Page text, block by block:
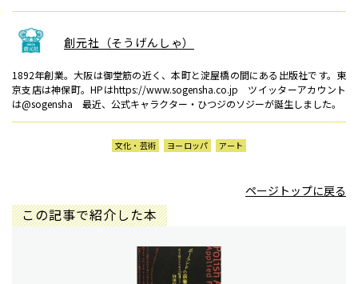
創元社（そうげんしゃ）
1892年創業。大阪は御堂筋の近く、本町と淀屋橋の間にある出版社です。東
京支店は神保町。HPはhttps://www.sogensha.co.jp ツイッターアカウント
は@sogensha 最近、公式キャラクター・ひつジのソジーが誕生しました。
文化・芸術 ヨーロッパ アート
ページトップに戻る
この記事で紹介した本